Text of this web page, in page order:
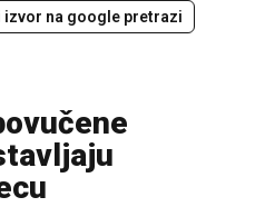
izvor na google pretrazi